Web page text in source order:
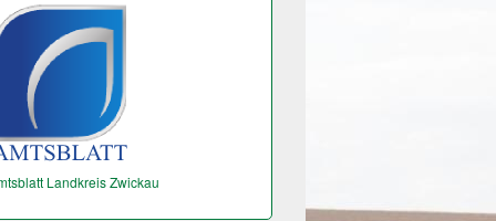
Landkreis Zwickau